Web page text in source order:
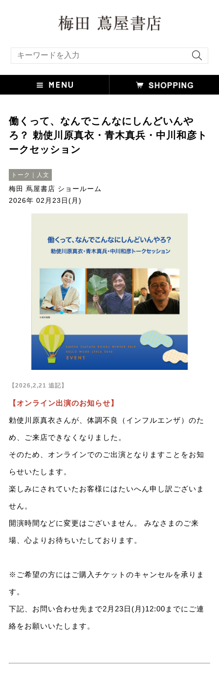
働くって、なんでこんなにしんどいんや
ろ？ 勅使川原真衣・青木真兵・中川和彦ト
ークセッション
トーク｜人文
梅田 蔦屋書店 ショールーム
2026年 02月23日(月)
【2026,2,21 追記】
【オンライン出演のお知らせ】
勅使川原真衣さんが、体調不良（インフルエンザ）のた
め、ご来店できなくなりました。
そのため、オンラインでのご出演となりますことをお知
らせいたします。
楽しみにされていたお客様にはたいへん申し訳ございま
せん。
開演時間などに変更はございません。 みなさまのご来
場、心よりお待ちいたしております。
※ご希望の方にはご購入チケットのキャンセルを承りま
す。
下記、お問い合わせ先まで2月23日(月)12:00までにご連
絡をお願いいたします。